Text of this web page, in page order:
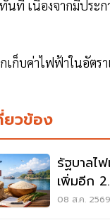
นที เนื่องจากมีประ
เก็บค่าไฟฟ้าในอัต
ยวข้อง
รัฐบาลไ
เพิ่มอีก
08 ส.ค.